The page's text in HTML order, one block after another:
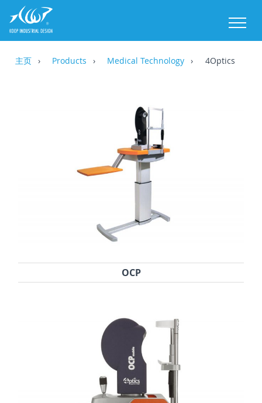
主页 Products Medical Technology 4Optics
OCP